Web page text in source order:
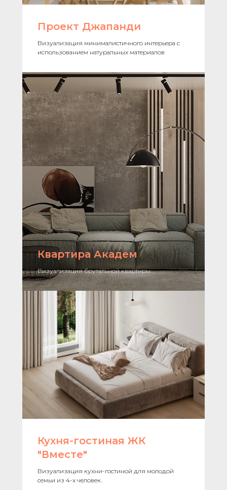
Проект Джапанди
Визуализация минималистичного интерьера с
использованием натуральных материалов
Квартира Академ
Визуализация брутальной квартиры
Кухня-гостиная ЖК
"Вместе"
Визуализация кухни-гостиной для молодой
семьи из 4-х человек.